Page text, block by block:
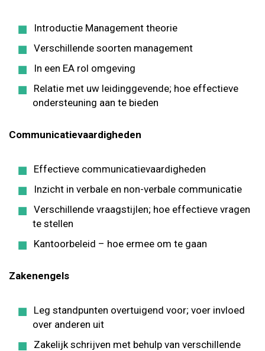
Introductie Management theorie
Verschillende soorten management
In een EA rol omgeving
Relatie met uw leidinggevende; hoe effectieve
ondersteuning aan te bieden
Communicatievaardigheden
Effectieve communicatievaardigheden
Inzicht in verbale en non-verbale communicatie
Verschillende vraagstijlen; hoe effectieve vragen
te stellen
Kantoorbeleid – hoe ermee om te gaan
Zakenengels
Leg standpunten overtuigend voor; voer invloed
over anderen uit
Zakelijk schrijven met behulp van verschillende